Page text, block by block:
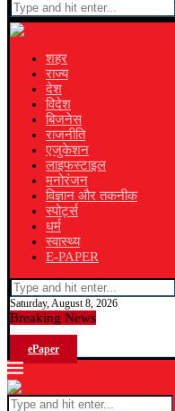
शहर
राज्य
देश
विदेश
बिजनेस
राजनीति
एजुकेशन
लाइफस्टाइल
मनोरंजन
विज्ञान और तकनीक
स्पोर्ट्स
धर्म
स्वास्थ्य
E-PAPER
Saturday, August 8, 2026
Breaking News
ePaper